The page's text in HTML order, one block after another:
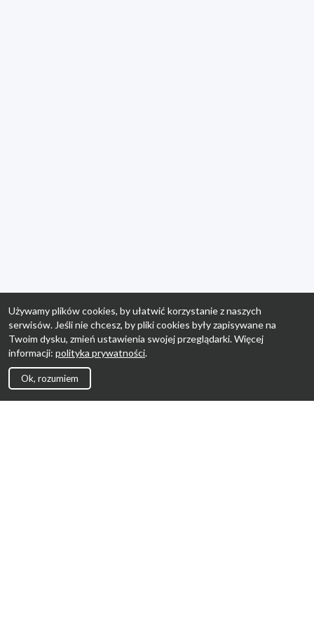
Używamy plików cookies, by ułatwić korzystanie z naszych
serwisów. Jeśli nie chcesz, by pliki cookies były zapisywane na
Twoim dysku, zmień ustawienia swojej przeglądarki. Więcej
informacji: polityka prywatności.
Ok, rozumiem